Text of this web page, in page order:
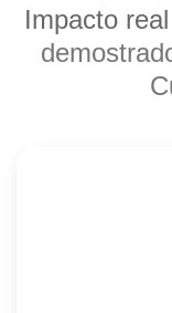
Impacto